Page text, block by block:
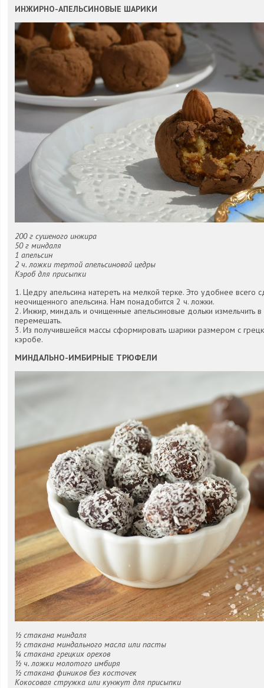
ИНЖИРНО-АПЕЛЬСИНОВЫЕ ШАРИКИ
200 г сушеного инжира
50 г миндаля
1 апельсин
2 ч. ложки тертой апельсиновой цедры
Кэроб для присыпки
1. Цедру апельсина натереть на мелкой терке. Это удобнее всего
неочищенного апельсина. Нам понадобится 2 ч. ложки.
2. Инжир, миндаль и очищенные апельсиновые дольки измельчить
перемешать.
3. Из получившейся массы сформировать шарики размером с
кэробе.
МИНДАЛЬНО-ИМБИРНЫЕ ТРЮФЕЛИ
½ стакана миндаля
½ стакана миндального масла или пасты
¼ стакана грецких орехов
½ ч. ложки молотого имбиря
½ стакана фиников без косточек
Кокосовая стружка или кунжут для присыпки